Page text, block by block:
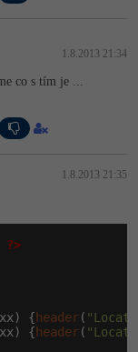
1.8.2013 21:34
co s tím je ...
1.8.2013 21:35
?>
{header(
{header(